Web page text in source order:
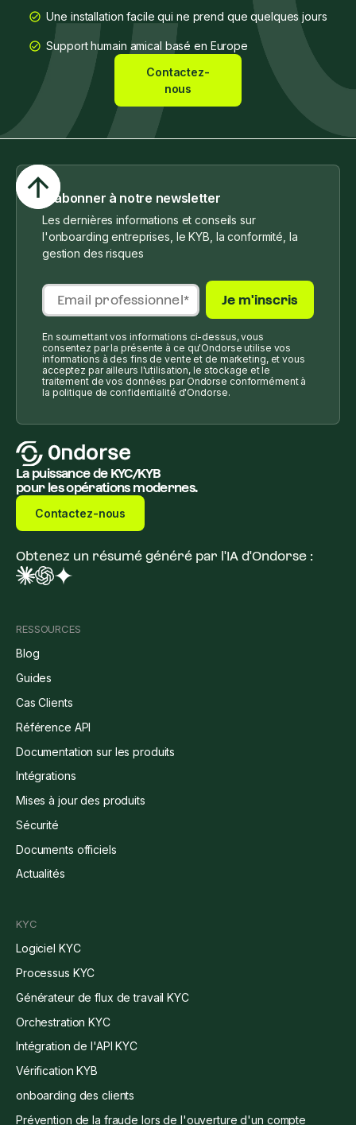
Une installation facile qui ne prend que quelques jours
Support humain amical basé en Europe
Contactez-
nous
S'abonner à notre newsletter
Les dernières informations et conseils sur
l'onboarding entreprises, le KYB, la conformité, la
gestion des risques
En soumettant vos informations ci-dessus, vous
consentez par la présente à ce qu'Ondorse utilise vos
informations à des fins de vente et de marketing, et vous
acceptez par ailleurs l'utilisation, le stockage et le
traitement de vos données par Ondorse conformément à
la politique de confidentialité d'Ondorse.
La puissance de KYC/KYB
pour les opérations modernes.
Contactez-nous
Obtenez un résumé généré par l'IA d'Ondorse :
RESSOURCES
Blog
Guides
Cas Clients
Référence API
Documentation sur les produits
Intégrations
Mises à jour des produits
Sécurité
Documents officiels
Actualités
KYC
Logiciel KYC
Processus KYC
Générateur de flux de travail KYC
Orchestration KYC
Intégration de l'API KYC
Vérification KYB
onboarding des clients
Prévention de la fraude lors de l'ouverture d'un compte